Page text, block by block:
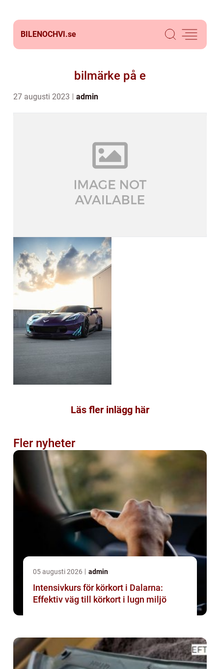
BILENOCHVI.se
bilmärke på e
27 augusti 2023 admin
Läs fler inlägg här
Fler nyheter
05 augusti 2026 admin
Intensivkurs för körkort i Dalarna:
Effektiv väg till körkort i lugn miljö